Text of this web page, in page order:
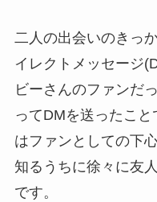
二人の出会いのきっ
イレクトメッセージ
ビーさんのファンだ
ってDMを送ったこ
はファンとしての下
知るうちに徐々に友
です。